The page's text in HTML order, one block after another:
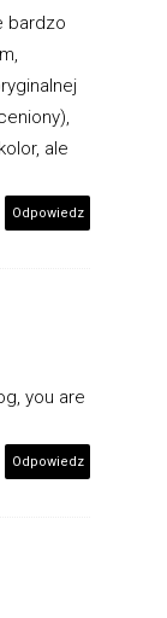
bardzo
ale
Odpowiedz
you are
Odpowiedz